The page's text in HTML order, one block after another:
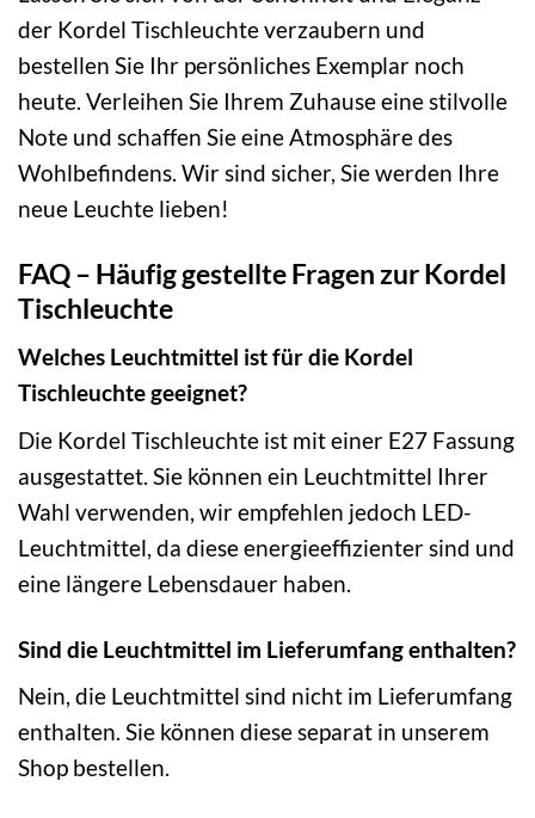
der Kordel Tischleuchte verzaubern und
bestellen Sie Ihr persönliches Exemplar noch
heute. Verleihen Sie Ihrem Zuhause eine stilvolle
Note und schaffen Sie eine Atmosphäre des
Wohlbefindens. Wir sind sicher, Sie werden Ihre
neue Leuchte lieben!
FAQ – Häufig gestellte Fragen zur Kordel
Tischleuchte
Welches Leuchtmittel ist für die Kordel
Tischleuchte geeignet?
Die Kordel Tischleuchte ist mit einer E27 Fassung
ausgestattet. Sie können ein Leuchtmittel Ihrer
Wahl verwenden, wir empfehlen jedoch LED-
Leuchtmittel, da diese energieeffizienter sind und
eine längere Lebensdauer haben.
Sind die Leuchtmittel im Lieferumfang enthalten?
Nein, die Leuchtmittel sind nicht im Lieferumfang
enthalten. Sie können diese separat in unserem
Shop bestellen.